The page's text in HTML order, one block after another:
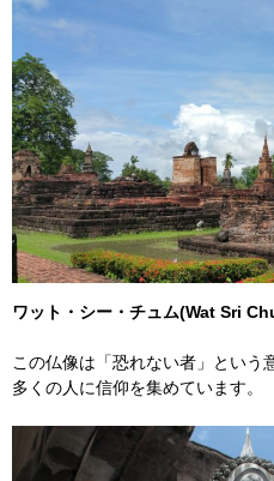
ワット・シー・チュム(Wat Sri
この仏像は「恐れない者」という
多くの人に信仰を集めています。